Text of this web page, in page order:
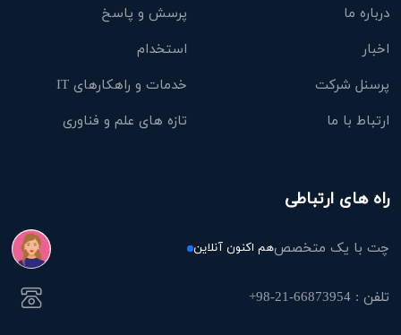
درباره ما
پرسش و پاسخ
اخبار
استخدام
پرسنل شرکت
خدمات و راهکارهای IT
ارتباط با ما
تازه های علم و فناوری
راه های ارتباطی
چت با یک متخصصهم اکنون آنلاین
تلفن : 66873954-21-98+